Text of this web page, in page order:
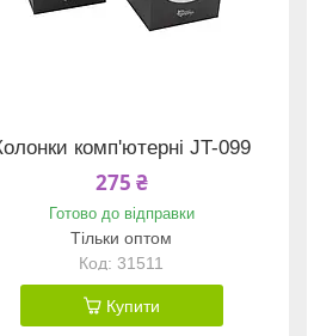
комп'ютерні JT-099
275 ₴
Готово до відправки
Тільки оптом
31511
Купити